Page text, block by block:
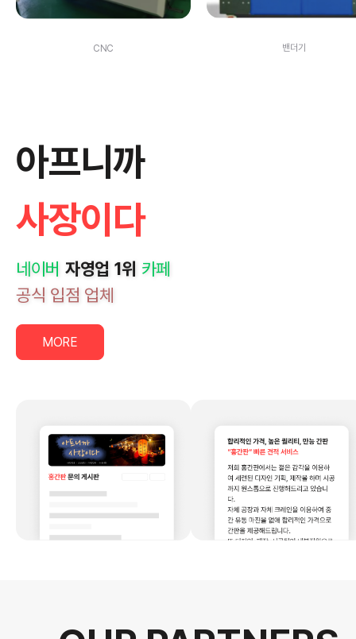
CNC 밴더기
아프니까
사장이다
네이버 자영업 1위 카페
공식 입점 업체
MORE